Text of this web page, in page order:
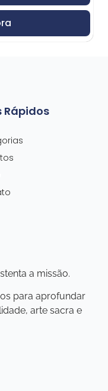
a missão.
para aprofundar
arte sacra e
Rápidos